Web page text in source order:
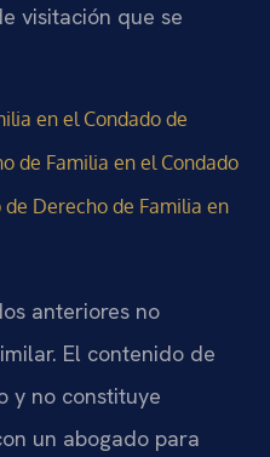
visitación que se
en el Condado de
de Familia en el Condado
de Derecho de Familia en
anteriores no
El contenido de
y no constituye
un abogado para